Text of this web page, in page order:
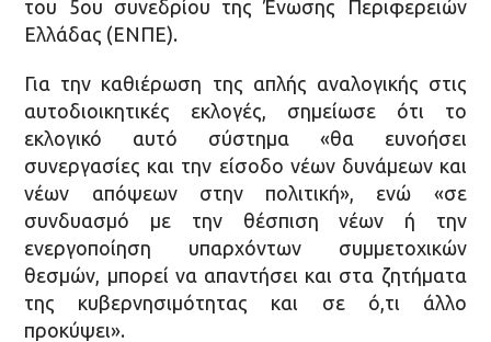
του 5ου συνεδρίου της Ένωσης Περιφερειών
Ελλάδας (ΕΝΠΕ).
Για την καθιέρωση της απλής αναλογικής στις
αυτοδιοικητικές εκλογές, σημείωσε ότι το
εκλογικό αυτό σύστημα «θα ευνοήσει
συνεργασίες και την είσοδο νέων δυνάμεων και
νέων απόψεων στην πολιτική», ενώ «σε
συνδυασμό με την θέσπιση νέων ή την
ενεργοποίηση υπαρχόντων συμμετοχικών
θεσμών, μπορεί να απαντήσει και στα ζητήματα
της κυβερνησιμότητας και σε ό,τι άλλο
προκύψει».